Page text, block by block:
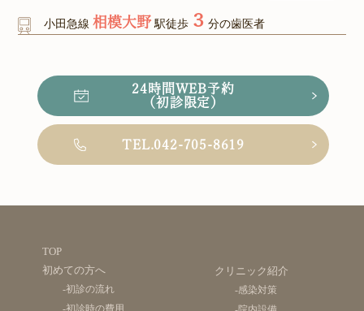
小田急線相模大野 駅徒歩 ３分の歯医者
24時間WEB予約
（初診限定）
TEL.042-705-8619
TOP
初めての方へ
-初診の流れ
-初診時の費用
クリニック紹介
-感染対策